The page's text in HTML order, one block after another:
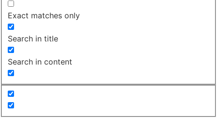
Exact matches only
Search in title
Search in content